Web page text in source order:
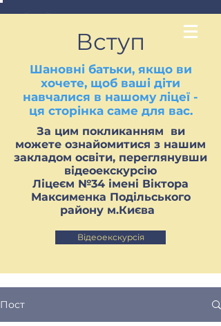
Вступ
Шановні батьки, якщо ви
хочете, щоб ваші діти
навчалися в нашому ліцеї -
ця сторінка саме для вас.
За цим покликанням ви
можете ознайомитися з нашим
закладом освіти, переглянувши
відеоекскурсію
Ліцеєм №34 імені Віктора
Максименка Подільського
району м.Києва
Відеоекскурсія
Пост